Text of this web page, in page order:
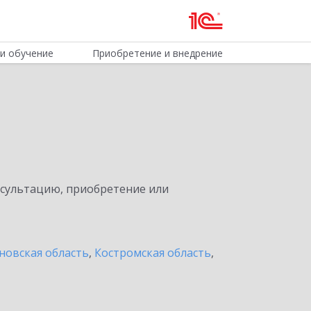
обучение Приобретение и внедрение
приобретение или
область, Костромская область,